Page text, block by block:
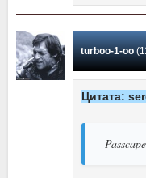
turboo-1-oo(11
Цитата: